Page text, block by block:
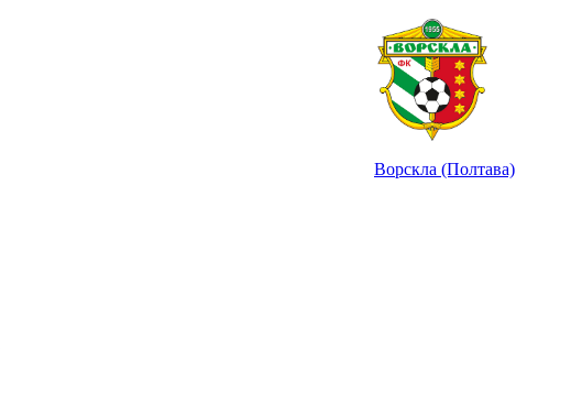
Ворскла (Полтава)